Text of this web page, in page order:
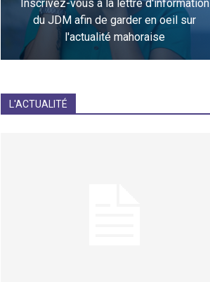
Inscrivez-vous à la lettre d'information
du JDM afin de garder en oeil sur
l'actualité mahoraise
L'ACTUALITÉ